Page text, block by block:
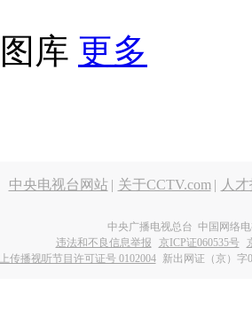
库 更多
中央电视台网站 | 关于CCTV.com | 人
中央广播电视总台 中国网络
违法和不良信息举报
京ICP证060535号
传播视听节目许可证号 0102004 新出网证（京）